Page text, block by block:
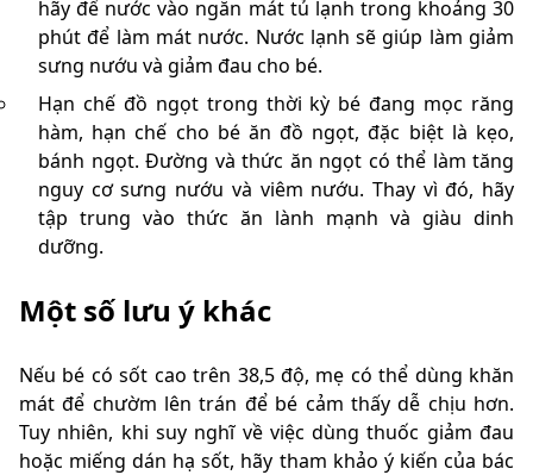
hãy để nước vào ngăn mát tủ lạnh trong khoảng 30
phút để làm mát nước. Nước lạnh sẽ giúp làm giảm
sưng nướu và giảm đau cho bé.
Hạn chế đồ ngọt trong thời kỳ bé đang mọc răng
hàm, hạn chế cho bé ăn đồ ngọt, đặc biệt là kẹo,
bánh ngọt. Đường và thức ăn ngọt có thể làm tăng
nguy cơ sưng nướu và viêm nướu. Thay vì đó, hãy
tập trung vào thức ăn lành mạnh và giàu dinh
dưỡng.
Một số lưu ý khác
Nếu bé có sốt cao trên 38,5 độ, mẹ có thể dùng khăn
mát để chườm lên trán để bé cảm thấy dễ chịu hơn.
Tuy nhiên, khi suy nghĩ về việc dùng thuốc giảm đau
hoặc miếng dán hạ sốt, hãy tham khảo ý kiến của bác